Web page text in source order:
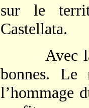
sur le
Castellata.
Avec la
bonnes. Le
l’hommage